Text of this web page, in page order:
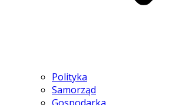
Polityka
Samorząd